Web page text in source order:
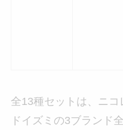
全13種セットは、ニ
ドイズミの3ブランド